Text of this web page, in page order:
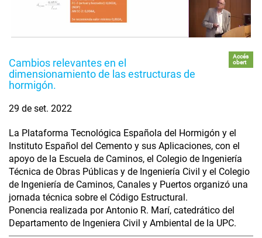
Cambios relevantes en el
dimensionamiento de las estructuras de
hormigón.
Accés
obert
29 de set. 2022
La Plataforma Tecnológica Española del Hormigón y el
Instituto Español del Cemento y sus Aplicaciones, con el
apoyo de la Escuela de Caminos, el Colegio de Ingeniería
Técnica de Obras Públicas y de Ingeniería Civil y el Colegio
de Ingeniería de Caminos, Canales y Puertos organizó una
jornada técnica sobre el Código Estructural.
Ponencia realizada por Antonio R. Marí, catedrático del
Departamento de Ingeniera Civil y Ambiental de la UPC.